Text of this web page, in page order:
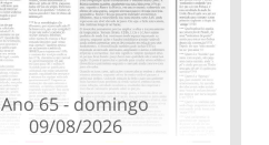
Ano 65 - domingo
09/08/2026